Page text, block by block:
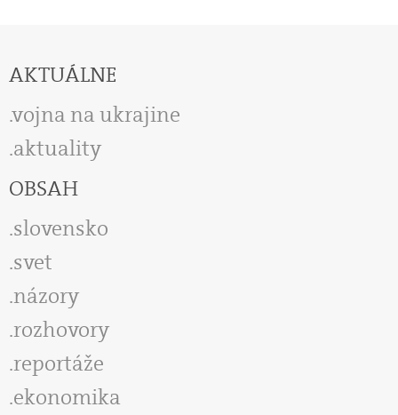
AKTUÁLNE
vojna na ukrajine
aktuality
OBSAH
slovensko
svet
názory
rozhovory
reportáže
ekonomika